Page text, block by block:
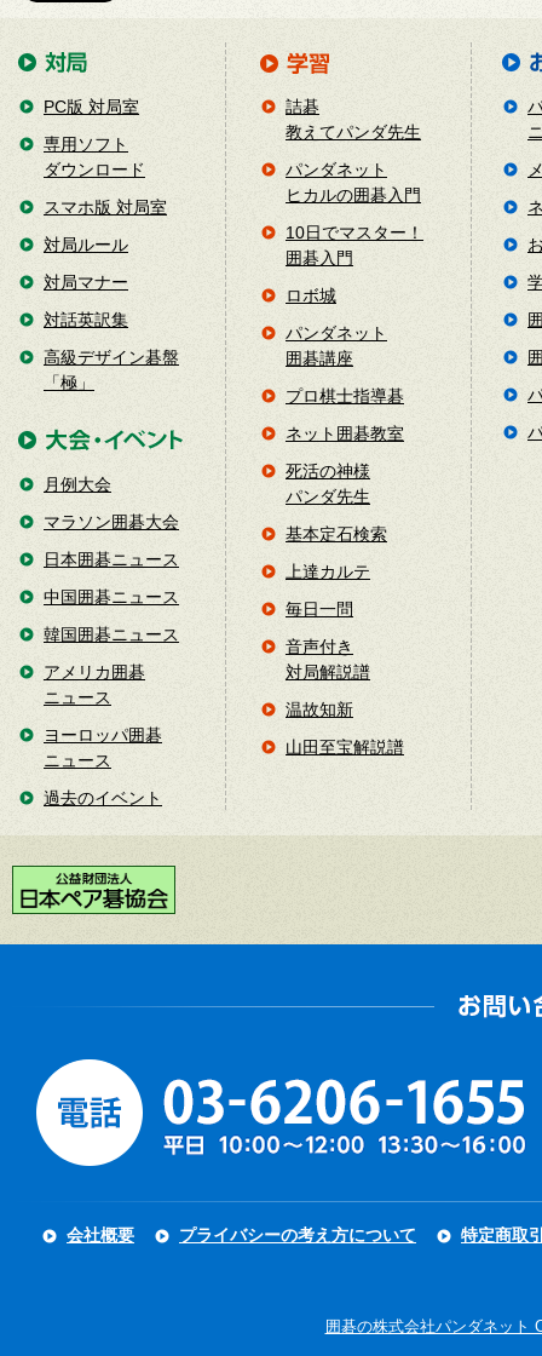
PC版 対局室
専用ソフト
ダウンロード
スマホ版 対局室
対局ルール
対局マナー
対話英訳集
高級デザイン碁盤
「極」
月例大会
マラソン囲碁大会
日本囲碁ニュース
中国囲碁ニュース
韓国囲碁ニュース
アメリカ囲碁
ニュース
ヨーロッパ囲碁
ニュース
過去のイベント
詰碁
教えてパンダ先生
パンダネット
ヒカルの囲碁入門
10日でマスター！
囲碁入門
ロボ城
パンダネット
囲碁講座
プロ棋士指導碁
ネット囲碁教室
死活の神様
パンダ先生
基本定石検索
上達カルテ
毎日一問
音声付き
対局解説譜
温故知新
山田至宝解説譜
会社概要 プライバシーの考え方について 特定商取
囲碁の株式会社パンダネット